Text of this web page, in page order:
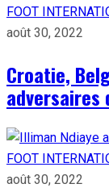
FOOT
août 30, 2022
Croatie,
adversaires
FOOT
août 30, 2022